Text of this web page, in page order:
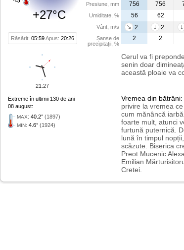
+27°C
Răsărit: 05:59Apus: 20:26
Presiune, mm
Umiditate, %
Vânt, m/s
Șanse de
precipitații, %
756
756
56
62
2
2
2
2
Cerul va fi
senin doar
această ploaie va
Extreme în ultimii 130 de ani
08 august:
MAX: 40.2° (1897)
MIN: 4.6° (1924)
Vremea din bătrâni:
privire la vremea
cum mănâncă
foarte mult, atunci
furtună puternică.
lună în timpul
scăzute. Biserica
Preot Mucenic
Emilian
Cretei.
21:27